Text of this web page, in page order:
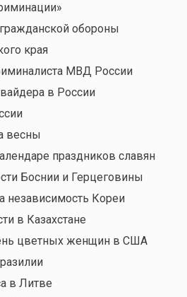
обороны
края
МВД России
в России
весны
праздников славян
Боснии и Герцеговины
независимость Кореи
в Казахстане
цветных женщин в США
в Литве